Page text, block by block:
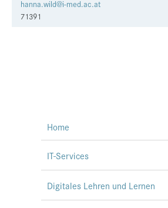
hanna.wild@i-med.ac.at
71391
Home
IT-Services
Digitales Lehren und Lernen